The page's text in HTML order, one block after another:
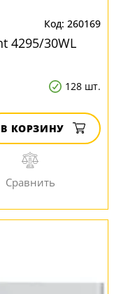
260169
4295/30WL
128 шт.
В КОРЗИНУ